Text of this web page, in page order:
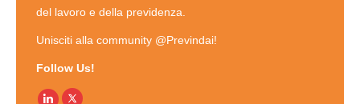
del lavoro e della previdenza.
Unisciti alla community @Previndai!
Follow Us!